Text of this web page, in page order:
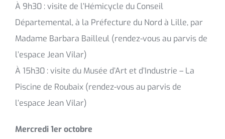
À 9h30 : visite de l’Hémicycle du Conseil
Départemental, à la Préfecture du Nord à Lille, par
Madame Barbara Bailleul (rendez-vous au parvis de
l’espace Jean Vilar)
À 15h30 : visite du Musée d’Art et d’Industrie – La
Piscine de Roubaix (rendez-vous au parvis de
l’espace Jean Vilar)
Mercredi 1er octobre